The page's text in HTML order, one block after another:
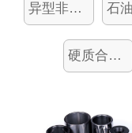
异型非标定制
硬质合金成型轮